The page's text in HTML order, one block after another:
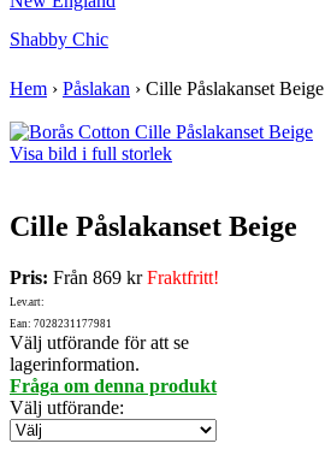
Shabby Chic
Hem › Påslakan › Cille Påslakanset Beige
Visa bild i full storlek
Cille Påslakanset Beige
Pris: Från 869 krFraktfritt!
Lev.art:
Ean: 7028231177981
Välj utförande för att se
lagerinformation.
Fråga om denna produkt
Välj utförande: